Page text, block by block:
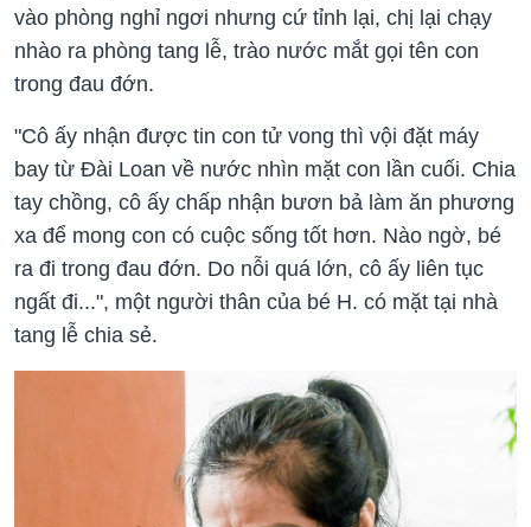
vào phòng nghỉ ngơi nhưng cứ tỉnh lại, chị lại chạy
nhào ra phòng tang lễ, trào nước mắt gọi tên con
trong đau đớn.
"Cô ấy nhận được tin con tử vong thì vội đặt máy
bay từ Đài Loan về nước nhìn mặt con lần cuối. Chia
tay chồng, cô ấy chấp nhận bươn bả làm ăn phương
xa để mong con có cuộc sống tốt hơn. Nào ngờ, bé
ra đi trong đau đớn. Do nỗi quá lớn, cô ấy liên tục
ngất đi...", một người thân của bé H. có mặt tại nhà
tang lễ chia sẻ.